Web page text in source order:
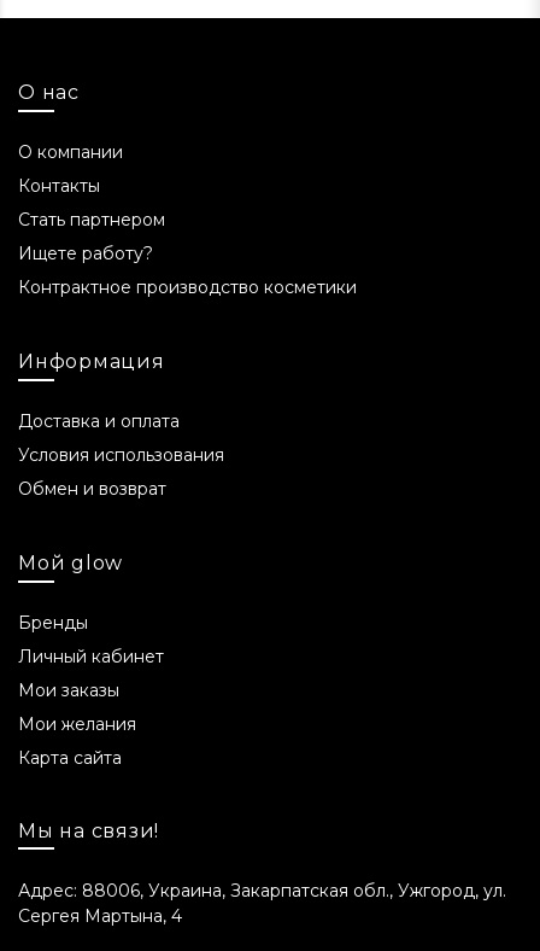
О нас
О компании
Контакты
Стать партнером
Ищете работу?
Контрактное производство косметики
Информация
Доставка и оплата
Условия использования
Обмен и возврат
Мой glow
Бренды
Личный кабинет
Мои заказы
Мои желания
Карта сайта
Мы на связи!
Адрес: 88006, Украина, Закарпатская обл., Ужгород, ул.
Сергея Мартына, 4